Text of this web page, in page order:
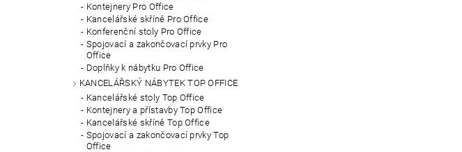
Kontejnery Pro Office
Kancelářské skříně Pro Office
Konferenční stoly Pro Office
Spojovací a zakončovací prvky Pro
Office
Doplňky k nábytku Pro Office
KANCELÁŘSKÝ NÁBYTEK TOP OFFICE
Kancelářské stoly Top Office
Kontejnery a přístavby Top Office
Kancelářské skříně Top Office
Spojovací a zakončovací prvky Top
Office